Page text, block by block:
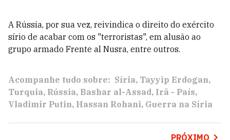
A Rússia, por sua vez, reivindica o direito do exército
sírio de acabar com os "terroristas", em alusão ao
grupo armado Frente al Nusra, entre outros.
Acompanhe tudo sobre: Síria Tayyip Erdogan
Turquia Rússia Bashar al-Assad Irã - País
Vladimir Putin Hassan Rohani Guerra na Síria
PRÓXIMO